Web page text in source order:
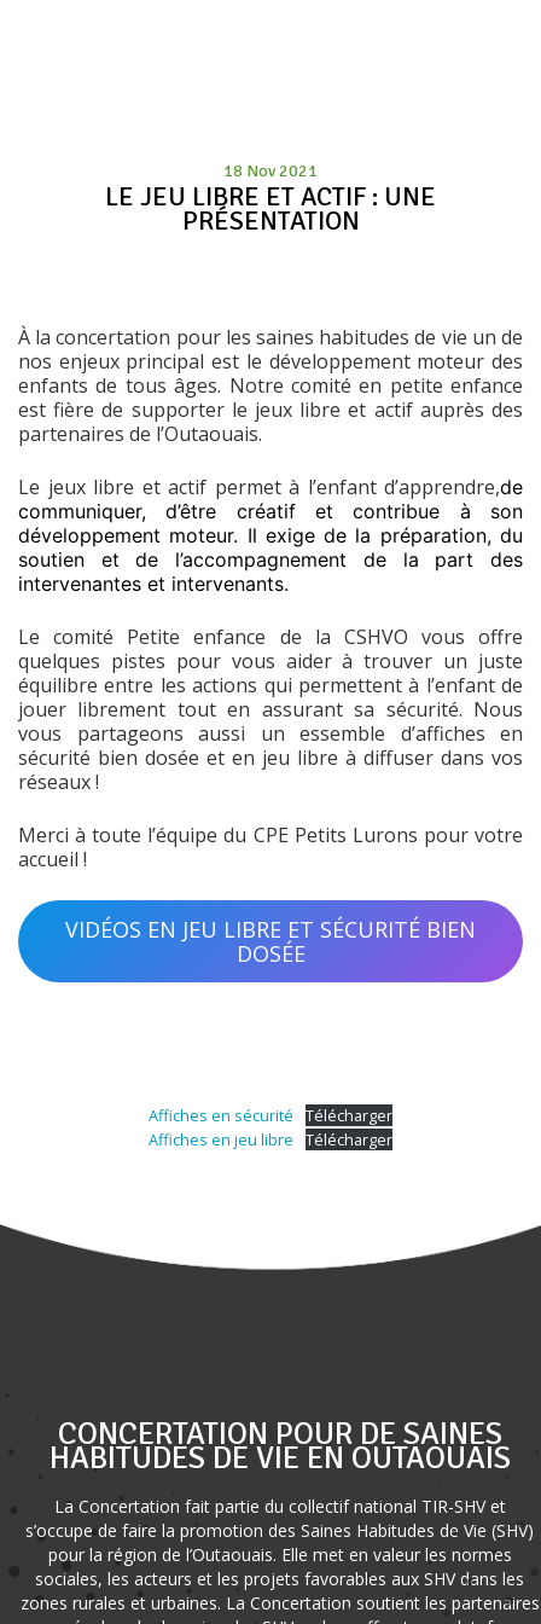
18 Nov 2021
LE JEU LIBRE ET ACTIF : UNE
PRÉSENTATION
À la concertation pour les saines habitudes de vie un de
nos enjeux principal est le développement moteur des
enfants de tous âges. Notre comité en petite enfance
est fière de supporter le jeux libre et actif auprès des
partenaires de l’Outaouais.
Le jeux libre et actif permet à l’enfant d’apprendre,de
communiquer, d’être créatif et contribue à son
développement moteur. Il exige de la préparation, du
soutien et de l’accompagnement de la part des
intervenantes et intervenants.
Le comité Petite enfance de la CSHVO vous offre
quelques pistes pour vous aider à trouver un juste
équilibre entre les actions qui permettent à l’enfant de
jouer librement tout en assurant sa sécurité. Nous
vous partageons aussi un essemble d’affiches en
sécurité bien dosée et en jeu libre à diffuser dans vos
réseaux !
Merci à toute l’équipe du CPE Petits Lurons pour votre
accueil !
VIDÉOS EN JEU LIBRE ET SÉCURITÉ BIEN
DOSÉE
Affiches en sécurité
Télécharger
Affiches en jeu libre
Télécharger
CONCERTATION POUR DE SAINES
HABITUDES DE VIE EN OUTAOUAIS
La Concertation fait partie du collectif national TIR-SHV et
s’occupe de faire la promotion des Saines Habitudes de Vie (SHV)
pour la région de l’Outaouais. Elle met en valeur les normes
sociales, les acteurs et les projets favorables aux SHV dans les
zones rurales et urbaines. La Concertation soutient les partenaires